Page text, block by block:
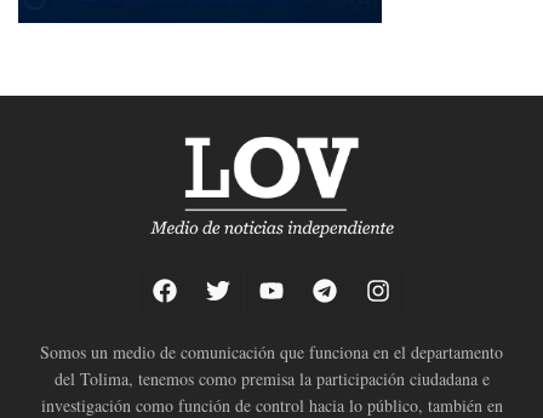
Somos un medio de comunicación que funciona en el departamento
del Tolima, tenemos como premisa la participación ciudadana e
investigación como función de control hacia lo público, también en